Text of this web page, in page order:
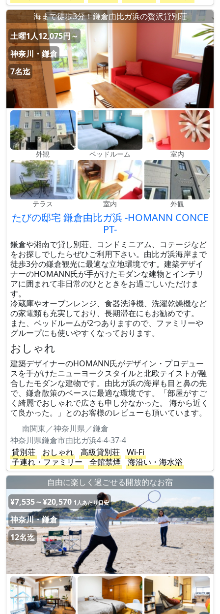
海まで徒歩3分！鎌倉由比ガ浜の贅沢貸別荘
土曜1人12,075円～
神奈川・鎌倉
7名迄
外観 ベッドルーム 室内
テラス 室内 外観
たびの邸宅 鎌倉由比ガ浜 -HOMANN CONCE
PT-
鎌倉や湘南で貸し別荘、コンドミニアム、コテージなど
をお探しでしたらぜひご利用下さい。由比ガ浜海岸まで
徒歩3分の鎌倉観光に最適な立地環境です。建築デザイ
ナーのHOMANN氏が手がけたモダンな建物とインテリ
アに囲まれて非日常のひとときをお過ごしいただけま
す。
冷蔵庫やオーブンレンジ、食器洗浄機、洗濯乾燥機など
の家電類も充実しており、長期滞在にもお勧めです。
また、ベッドルームが2つありますので、ファミリーや
グループにも使いやすくなっております。
おしゃれ
建築デザイナーのHOMANN氏がデザイン・プロデュー
スを手がけたニューヨークスタイルと北欧テイストが融
合したモダンな建物です。由比ガ浜の海岸も目と鼻の先
で、鎌倉散策のベースに最適な環境です。「部屋がすご
く綺麗でおしゃれで広さも申し分なかった。 海から近く
て良かった。」とのお客様のレビューも頂いています。
南関東／神奈川県／鎌倉
神奈川県鎌倉市由比ガ浜4-4-37-4
貸別荘
おしゃれ 高級貸別荘
Wi-Fi
子連れ・ファミリー
全館禁煙
海沿い・海水浴
自由に楽しく過ごせる開放的なお宿
¥7,535～¥20,570 1人あたり目安
神奈川・鎌倉
12名迄